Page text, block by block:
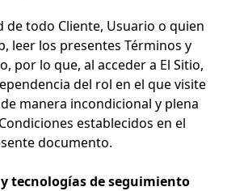
de todo Cliente, Usuario o quien
leer los presentes Términos y
por lo que, al acceder a El Sitio,
del rol en el que visite
manera incondicional y plena
establecidos en el
documento.
y tecnologías de seguimiento